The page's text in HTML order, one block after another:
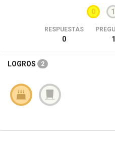
0 1
RESPUESTAS
0 1
LOGROS 2